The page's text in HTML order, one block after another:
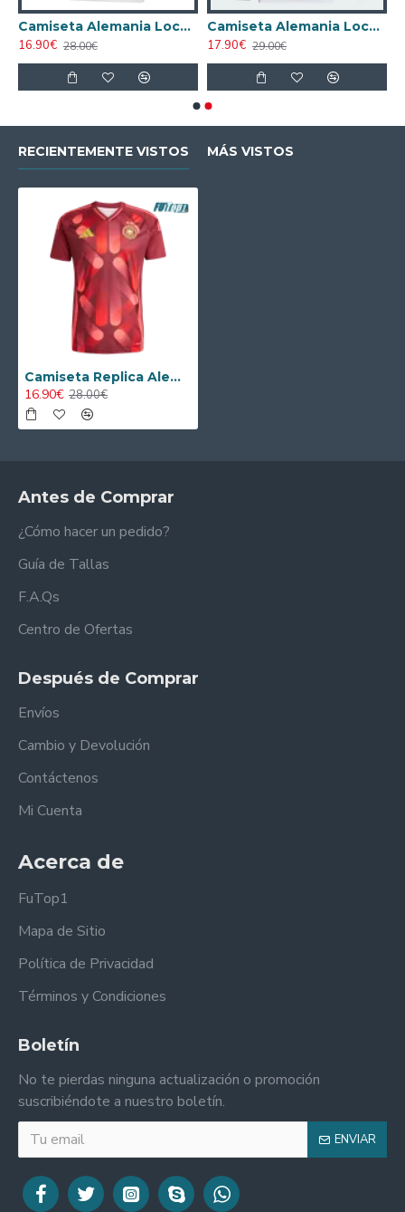
Camiseta Alemania Local Mundial 2026 Blanco Mujer
16.90€ 28.00€
Camiseta Alemania Local Mundial 2026 ML Blanco
17.90€ 29.00€
RECIENTEMENTE VISTOS MÁS VISTOS
Camiseta Replica Alemania Away 2025
16.90€ 28.00€
Antes de Comprar
¿Cómo hacer un pedido?
Guía de Tallas
F.A.Qs
Centro de Ofertas
Después de Comprar
Envíos
Cambio y Devolución
Contáctenos
Mi Cuenta
Acerca de
FuTop1
Mapa de Sitio
Política de Privacidad
Términos y Condiciones
Boletín
No te pierdas ninguna actualización o promoción
suscribiéndote a nuestro boletín.
ENVIAR